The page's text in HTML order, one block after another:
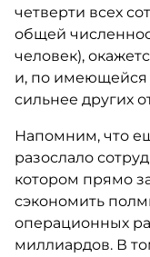
четверти всех
общей
человек),
и, по имеющейся
сильнее других
Напомним, что
разослало
котором прямо
сэкономить
операционных
миллиардов. В